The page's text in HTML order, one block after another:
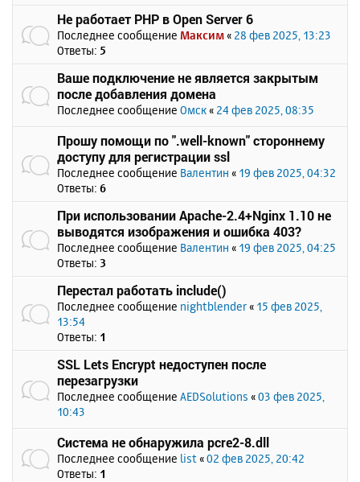
Не работает PHP в Open Server 6
Последнее сообщение Максим « 28 фев 2025, 13:23
Ответы: 5
Ваше подключение не является закрытым
после добавления домена
Последнее сообщение Омск « 24 фев 2025, 08:35
Прошу помощи по ".well-known" стороннему
доступу для регистрации ssl
Последнее сообщение Валентин « 19 фев 2025, 04:32
Ответы: 6
При использовании Apache-2.4+Nginx 1.10 не
выводятся изображения и ошибка 403?
Последнее сообщение Валентин « 19 фев 2025, 04:25
Ответы: 3
Перестал работать include()
Последнее сообщение nightblender « 15 фев 2025,
13:54
Ответы: 1
SSL Lets Encrypt недоступен после
перезагрузки
Последнее сообщение AEDSolutions «03 фев 2025,
10:43
Система не обнаружила pcre2-8.dll
Последнее сообщение list «02 фев 2025, 20:42
Ответы: 1